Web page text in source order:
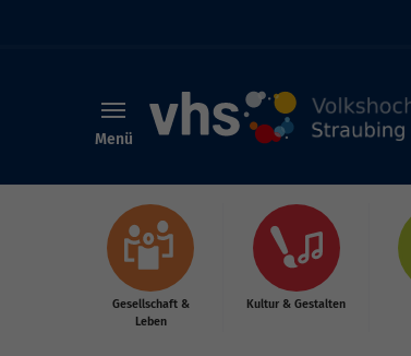
Menü
Gesellschaft &
Leben
Kultur & Gestalten